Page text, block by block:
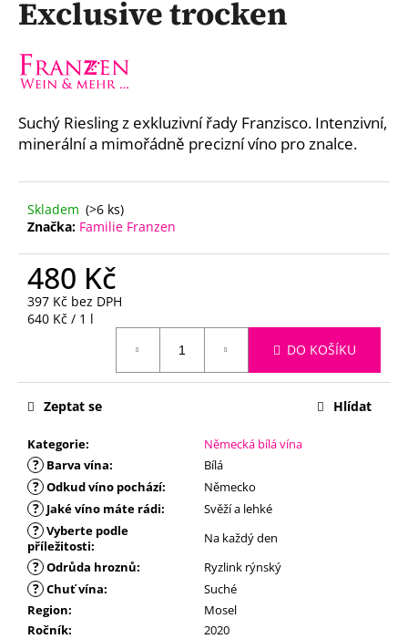
Exclusive trocken
Suchý Riesling z exkluzivní řady Franzisco. Intenzivní,
minerální a mimořádně precizní víno pro znalce.
Skladem (>6 ks)
Značka: Familie Franzen
480 Kč
397 Kč bez DPH
Měrná
640 Kč / 1 l
DO KOŠÍKU
Kategorie: Německá bílá vína
? Barva vína: Bílá
? Odkud víno pochází: Německo
? Jaké víno máte rádi: Svěží a lehké
? Vyberte podle
příležitosti: Na každý den
? Odrůda hroznů: Ryzlink rýnský
? Chuť vína:
Suché
Region:
Mosel
Ročník:
2020
Zeptat se Hlídat
a
j
í
t
?
HLEDAT
D
o
p
e
m
e